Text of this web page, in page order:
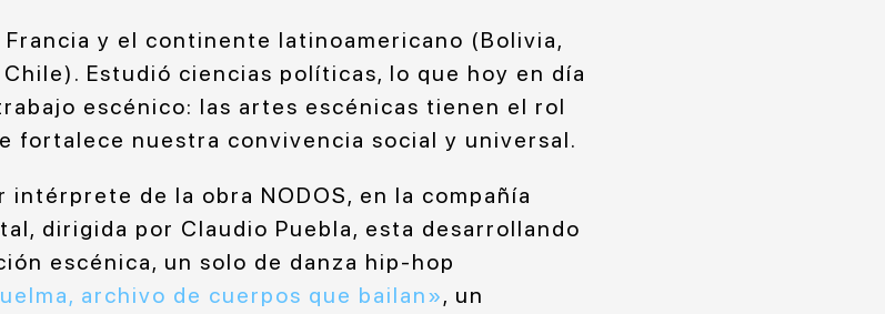
y el continente latinoamericano (Bolivia,
Estudió ciencias políticas, lo que hoy en día
escénico: las artes escénicas tienen el rol
fortalece nuestra convivencia social y universal.
intérprete de la obra NODOS, en la compañía
dirigida por Claudio Puebla, esta desarrollando
escénica, un solo de danza hip-hop
archivo de cuerpos que bailan», un